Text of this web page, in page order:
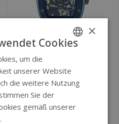
Philipp Plein
PWVBA0323 Die
$keleton Ecoceramic
Uhr
GERMAN
×
Cookies
um die
unserer Website
die weitere Nutzung
Sie der
gemäß unserer